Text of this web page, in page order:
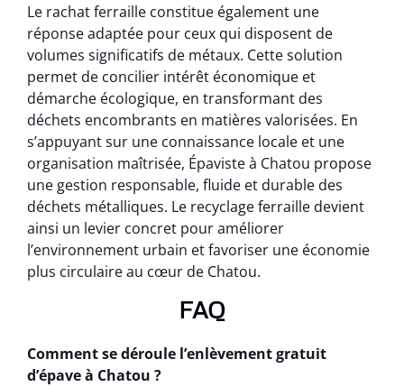
Le rachat ferraille constitue également une
réponse adaptée pour ceux qui disposent de
volumes significatifs de métaux. Cette solution
permet de concilier intérêt économique et
démarche écologique, en transformant des
déchets encombrants en matières valorisées. En
s’appuyant sur une connaissance locale et une
organisation maîtrisée, Épaviste à Chatou propose
une gestion responsable, fluide et durable des
déchets métalliques. Le recyclage ferraille devient
ainsi un levier concret pour améliorer
l’environnement urbain et favoriser une économie
plus circulaire au cœur de Chatou.
FAQ
Comment se déroule l’enlèvement gratuit
d’épave à Chatou ?